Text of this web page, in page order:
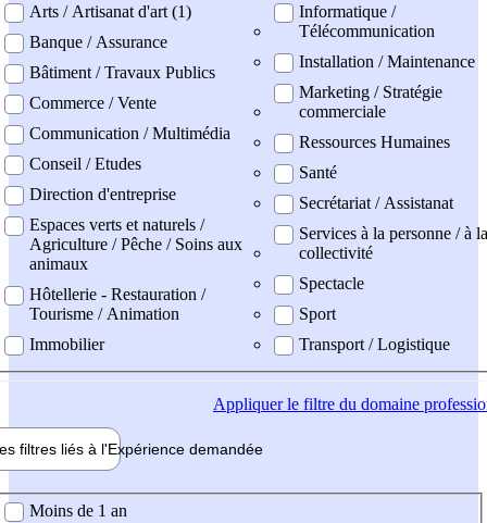
Arts / Artisanat d'art (1)
Banque / Assurance
Bâtiment / Travaux Publics
Commerce / Vente
Communication / Multimédia
Conseil / Etudes
Direction d'entreprise
Espaces verts et naturels /
Agriculture / Pêche / Soins aux
animaux
Hôtellerie - Restauration /
Tourisme / Animation
Immobilier
Informatique /
Télécommunication
Installation / Maintenance
Marketing / Stratégie
commerciale
Ressources Humaines
Santé
Secrétariat / Assistanat
Services à la personne / à la
collectivité
Spectacle
Sport
Transport / Logistique
Appliquerle filtre du domaine
filtres liés à l'Expérience demandée
demandée
Moins de 1 an